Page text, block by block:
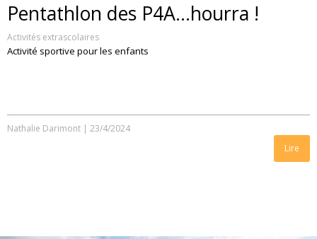
Pentathlon des P4A...hourra !
Activités extrascolaires
Activité sportive pour les enfants
Nathalie Darimont | 23/4/2024
Lire